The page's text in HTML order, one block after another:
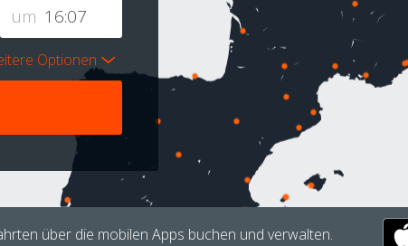
um
Optionen
über die mobilen Apps buchen und verwalten.